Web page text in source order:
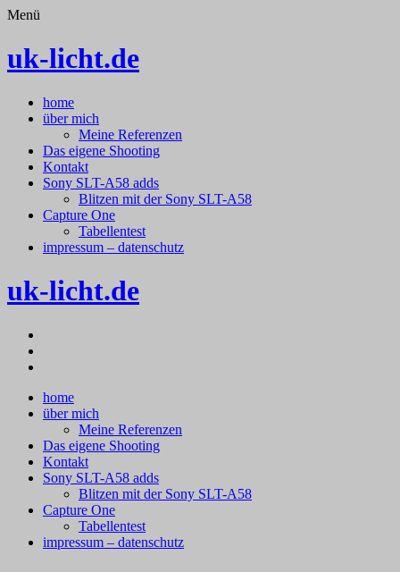
Menü
uk-licht.de
Springe
zum
home
über mich
Meine Referenzen
Das eigene Shooting
Kontakt
Sony SLT-A58 adds
Blitzen mit der Sony SLT-A58
Capture One
Tabellentest
impressum – datenschutz
uk-licht.de
Springe
zum
home
über mich
Meine Referenzen
Das eigene Shooting
Kontakt
Sony SLT-A58 adds
Blitzen mit der Sony SLT-A58
Capture One
Tabellentest
impressum – datenschutz